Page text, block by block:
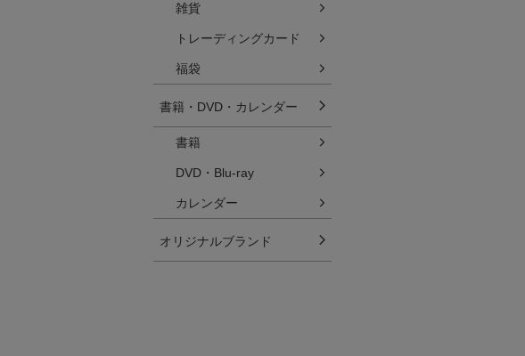
雑貨
トレーディングカード
福袋
書籍・DVD・カレンダー
書籍
DVD・Blu-ray
カレンダー
オリジナルブランド